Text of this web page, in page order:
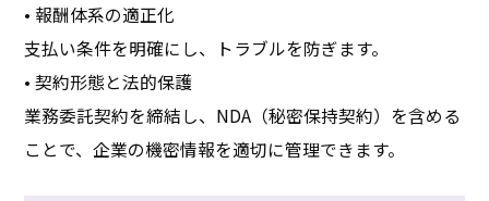
• 報酬体系の適正化
支払い条件を明確にし、トラブルを防ぎます。
• 契約形態と法的保護
業務委託契約を締結し、NDA（秘密保持契約）を含める
ことで、企業の機密情報を適切に管理できます。